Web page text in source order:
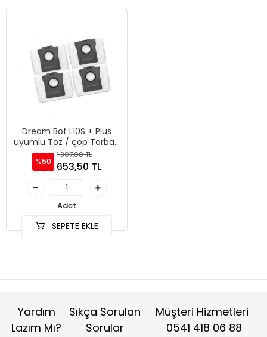
Dream Bot L10S + Plus
uyumlu Toz / çöp Torbası
4 adet
%50
1.307,00 TL
653,50 TL
Adet
SEPETE EKLE
Yardım
Lazım Mı?
Sıkça Sorulan
Sorular
Müşteri Hizmetleri
0541 418 06 88